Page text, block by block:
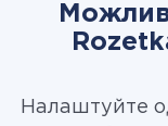
Налаштуйте